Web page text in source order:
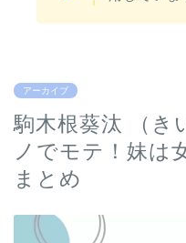
アーカイブ
駒木根葵汰 （き
ノでモテ！妹は
まとめ